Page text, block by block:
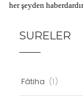
her şeyden
SURELER
Fâtiha (1)